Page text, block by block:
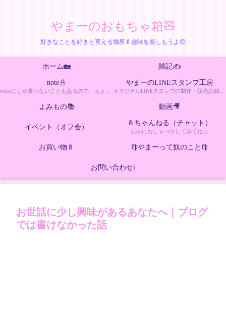
やまーのおもちゃ箱🧸
好きなことを好きと言える場所🍼趣味を楽しもうよ😌
ホーム🏡 雑記✍️
note📓
noteにしか書けないこともあるので、ちょっとエッチなカテゴリー
やまーのLINEスタンプ工房
オリジナルLINEスタンプの制作・販売記録をまとめたカテゴリーです。新作情報や制作の裏話も更新しています。
よみもの📚 動画🎥
イベント（オフ会）
８ちゃんねる（チャット）
自由におしゃべりしてみてねっ
お買い物🍼 ♍️やまーって奴のこと♍️
お問い合わせℹ️
お世話に少し興味があるあなたへ｜ブログ
では書けなかった話